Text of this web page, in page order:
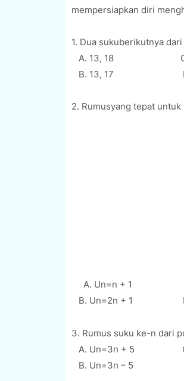
mempersiapkan diri
1. Dua sukuberikutnya
A. 13, 18 C.
B. 13, 17 D.
2. Rumusyang tepat
A. Un=n + 1 C.
B. Un=2n + 1 D.
3. Rumus suku ke-n dari
A. Un=3n + 5 C.
B. Un=3n – 5 D.